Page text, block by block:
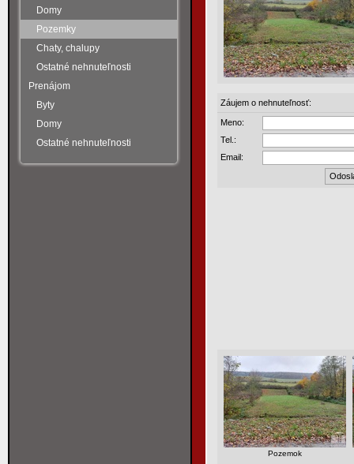
Domy
Pozemky
Chaty, chalupy
Ostatné nehnuteľnosti
Prenájom
Byty
Domy
Ostatné nehnuteľnosti
Záujem o nehnuteľnosť:
Meno:
Tel.:
Email:
Pozemok